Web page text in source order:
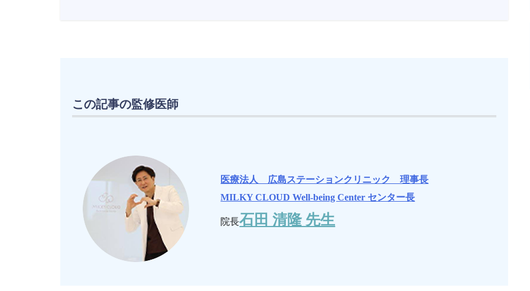
この記事の監修医師
医療法人 広島ステーションクリニック 理事長
MILKY CLOUD Well-being Center センター長
院長石田 清隆 先生